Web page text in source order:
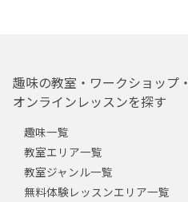
趣味の教室・ワークショップ・
オンラインレッスンを探す
趣味一覧
教室エリア一覧
教室ジャンル一覧
無料体験レッスンエリア一覧